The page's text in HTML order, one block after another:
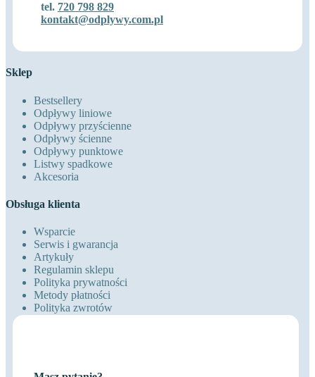
tel. 720 798 829
kontakt@odplywy.com.pl
Sklep
Bestsellery
Odpływy liniowe
Odpływy przyścienne
Odpływy ścienne
Odpływy punktowe
Listwy spadkowe
Akcesoria
Obsługa klienta
Wsparcie
Serwis i gwarancja
Artykuły
Regulamin sklepu
Polityka prywatności
Metody płatności
Polityka zwrotów